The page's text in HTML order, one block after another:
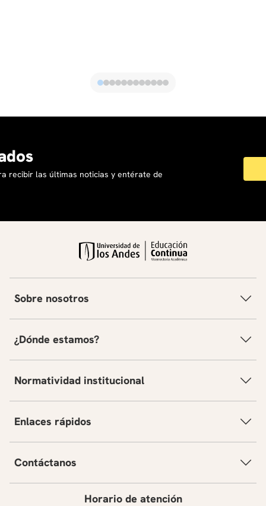
recibir las últimas noticias y entérate de
Sobre nosotros
¿Dónde estamos?
Normatividad institucional
Enlaces rápidos
Contáctanos
Horario de atención